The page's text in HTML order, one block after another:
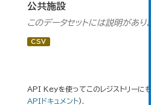
公共施設
このデータセットには説明があり
CSV
API Keyを使ってこのレジストリーに
APIドキュメント).